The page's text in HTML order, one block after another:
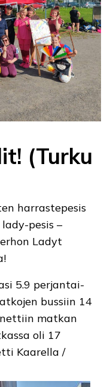
(Turku
harrastepesis
pesis –
Ladyt
5.9 perjantai-
bussiin 14
matkan
oli 17
Kaarella /